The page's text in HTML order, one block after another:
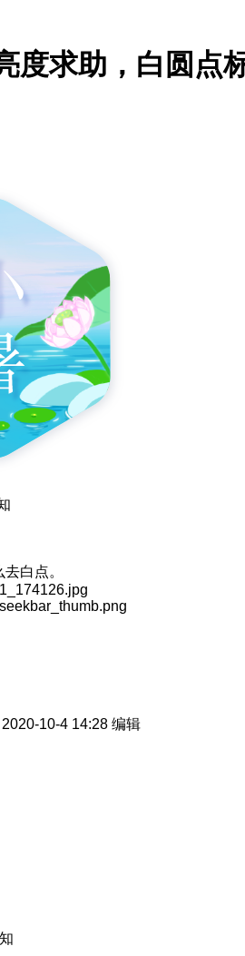
度求助，白圆点
白点。
10-4 14:28 编辑